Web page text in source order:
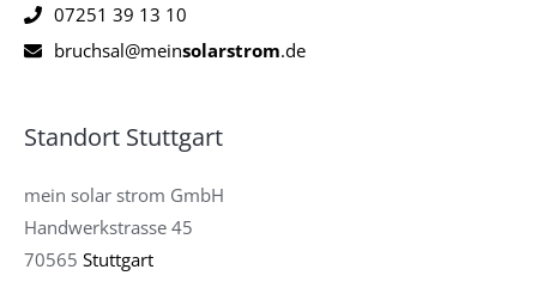
07251 39 13 10
bruchsal@meinsolarstrom.de
Standort Stuttgart
mein solar strom GmbH
Handwerkstrasse 45
70565 Stuttgart